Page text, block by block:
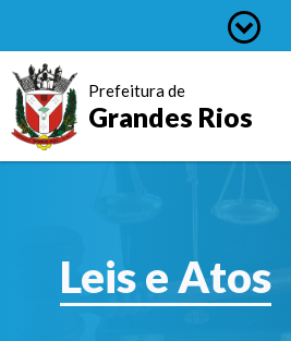
Prefeitura de
Grandes Rios
Leis e Atos